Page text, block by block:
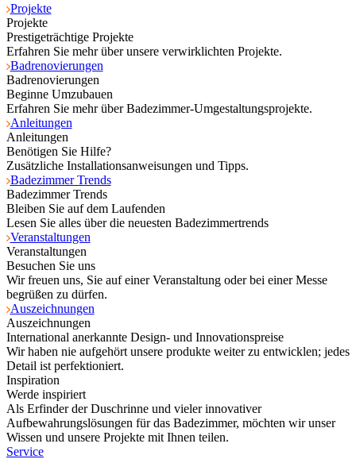
Projekte
Projekte
Prestigeträchtige Projekte
Erfahren Sie mehr über unsere verwirklichten Projekte.
Badrenovierungen
Badrenovierungen
Beginne Umzubauen
Erfahren Sie mehr über Badezimmer-Umgestaltungsprojekte.
Anleitungen
Anleitungen
Benötigen Sie Hilfe?
Zusätzliche Installationsanweisungen und Tipps.
Badezimmer Trends
Badezimmer Trends
Bleiben Sie auf dem Laufenden
Lesen Sie alles über die neuesten Badezimmertrends
Veranstaltungen
Veranstaltungen
Besuchen Sie uns
Wir freuen uns, Sie auf einer Veranstaltung oder bei einer Messe
begrüßen zu dürfen.
Auszeichnungen
Auszeichnungen
International anerkannte Design- und Innovationspreise
Wir haben nie aufgehört unsere produkte weiter zu entwicklen; jedes
Detail ist perfektioniert.
Inspiration
Werde inspiriert
Als Erfinder der Duschrinne und vieler innovativer
Aufbewahrungslösungen für das Badezimmer, möchten wir unser
Wissen und unsere Projekte mit Ihnen teilen.
Service